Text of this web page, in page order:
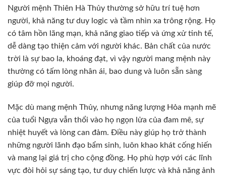
Người mệnh Thiên Hà Thủy thường sở hữu trí tuệ hơn
người, khả năng tư duy logic và tầm nhìn xa trông rộng. Họ
có tâm hồn lãng mạn, khả năng giao tiếp và ứng xử tinh tế,
dễ dàng tạo thiện cảm với người khác. Bản chất của nước
trời là sự bao la, khoáng đạt, vì vậy người mang mệnh này
thường có tấm lòng nhân ái, bao dung và luôn sẵn sàng
giúp đỡ mọi người.
Mặc dù mang mệnh Thủy, nhưng năng lượng Hỏa mạnh mẽ
của tuổi Ngựa vẫn thổi vào họ ngọn lửa của đam mê, sự
nhiệt huyết và lòng can đảm. Điều này giúp họ trở thành
những người lãnh đạo bẩm sinh, luôn khao khát cống hiến
và mang lại giá trị cho cộng đồng. Họ phù hợp với các lĩnh
vực đòi hỏi sự sáng tạo, tư duy chiến lược và khả năng ảnh